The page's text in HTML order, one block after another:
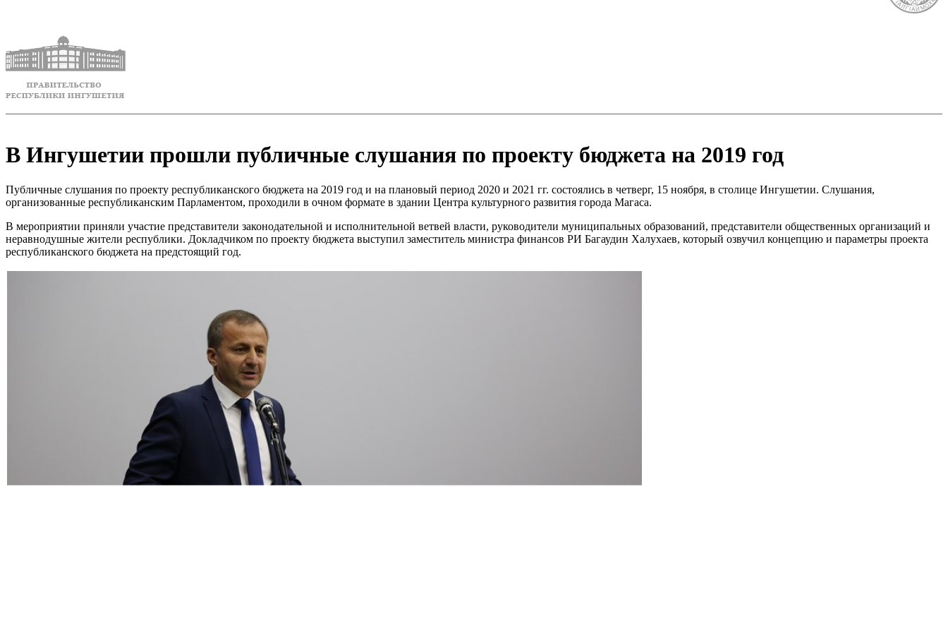
В Ингушетии прошли публичные слушания по проекту бюджета на 2019 год
Публичные слушания по проекту республиканского бюджета на 2019 год и на плановый период 2020 и 2021 гг. состоялись в четверг, 15 ноября, в столице Ингушетии. Слушания,
организованные республиканским Парламентом, проходили в очном формате в здании Центра культурного развития города Магаса.
В мероприятии приняли участие представители законодательной и исполнительной ветвей власти, руководители муниципальных образований, представители общественных организаций и
неравнодушные жители республики. Докладчиком по проекту бюджета выступил заместитель министра финансов РИ Багаудин Халухаев, который озвучил концепцию и параметры проекта
республиканского бюджета на предстоящий год.